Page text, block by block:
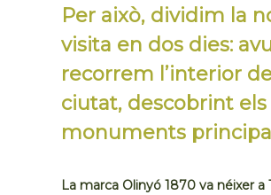
Per això, dividim la
visita en dos dies:
recorrem l’interior
ciutat, descobrint els
monuments
La marca Olinyó 1870 va néixer a